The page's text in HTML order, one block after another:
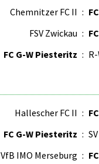
Chemnitzer FC II :
FSV Zwickau :
FC G-W Piesteritz :
Hallescher FC II :
FC G-W Piesteritz :
VfB IMO Merseburg :